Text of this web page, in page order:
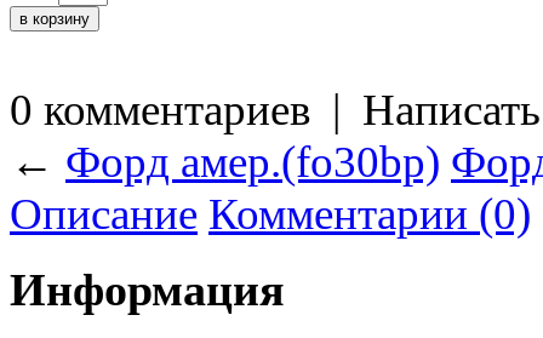
0 комментариев |
← Форд амер.(fo30bp)
Описание Комментарии (0)
Информация